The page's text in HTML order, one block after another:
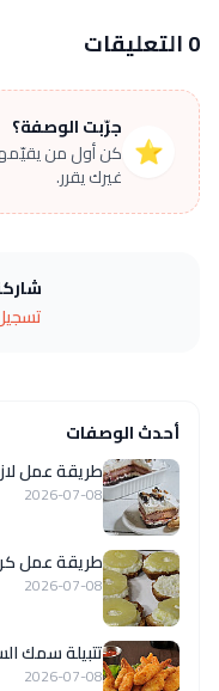
0 التعليقات
⭐
جرّبت الوصفة؟
كن أول من
غيرك يقرر.
أحدث الوصفات
طريقة عمل
2026-07-08
طريقة عمل
2026-07-08
تتبيلة سمك
2026-07-08